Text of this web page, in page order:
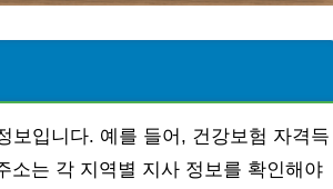
보입니다. 예를 들어, 건강보험 자격득
소는 각 지역별 지사 정보를 확인해야